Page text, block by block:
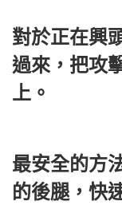
對於正在興
過來，把攻
上。
最安全的方
的後腿，快